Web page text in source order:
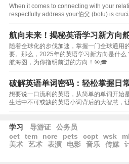
When it comes to connecting with your
respectfully address your伯父 (bofu) is
航向未来！揭秘英语学习新方向
随着全球化的步伐加速，掌握一门全球通用
要。那么，2025年的英语学习新方向是什
航海图，为你指明前进的方向！🎯🎓
破解英语单词密码：轻松掌握日
想要说一口流利的英语，从简单的单词开始
生活中不可或缺的英语小词背后的大智慧，
学习 导游证
公务员
cet
tem ncre pets ccpt wsk
美术
艺术 表演 电影 音乐 传媒